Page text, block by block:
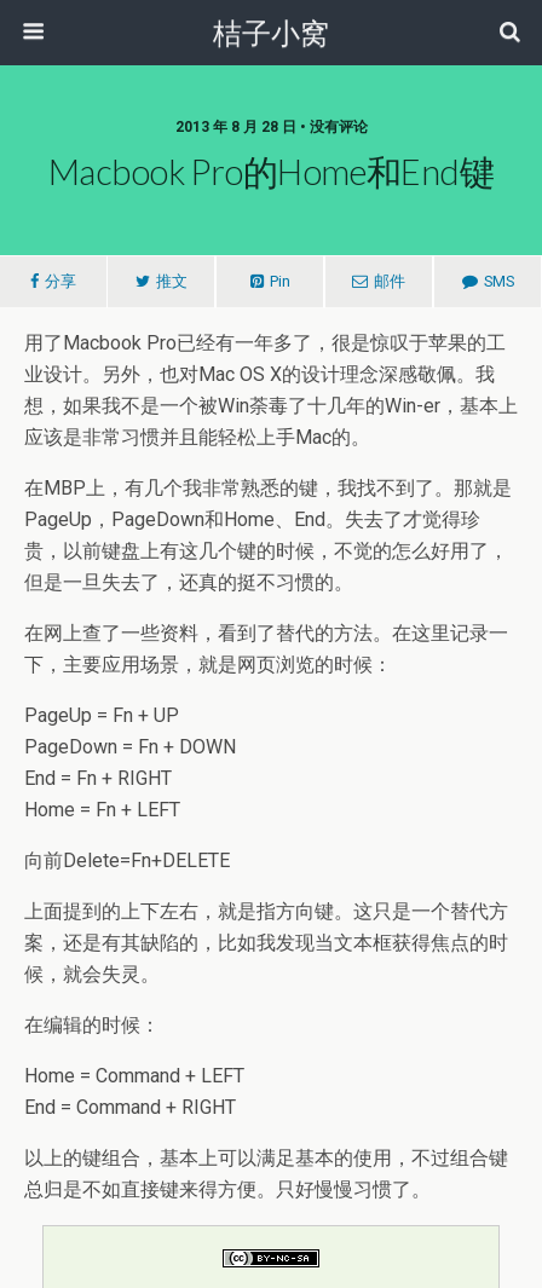
桔子小窝
2013 年 8 月 28 日 • 没有评论
Macbook Pro的Home和End键
分享 推文 Pin 邮件 SMS
用了Macbook Pro已经有一年多了，很是惊叹于苹果的工
业设计。另外，也对Mac OS X的设计理念深感敬佩。我
想，如果我不是一个被Win荼毒了十几年的Win-er，基本上
应该是非常习惯并且能轻松上手Mac的。
在MBP上，有几个我非常熟悉的键，我找不到了。那就是
PageUp，PageDown和Home、End。失去了才觉得珍
贵，以前键盘上有这几个键的时候，不觉的怎么好用了，
但是一旦失去了，还真的挺不习惯的。
在网上查了一些资料，看到了替代的方法。在这里记录一
下，主要应用场景，就是网页浏览的时候：
PageUp = Fn + UP
PageDown = Fn + DOWN
End = Fn + RIGHT
Home = Fn + LEFT
向前Delete=Fn+DELETE
上面提到的上下左右，就是指方向键。这只是一个替代方
案，还是有其缺陷的，比如我发现当文本框获得焦点的时
候，就会失灵。
在编辑的时候：
Home = Command + LEFT
End = Command + RIGHT
以上的键组合，基本上可以满足基本的使用，不过组合键
总归是不如直接键来得方便。只好慢慢习惯了。